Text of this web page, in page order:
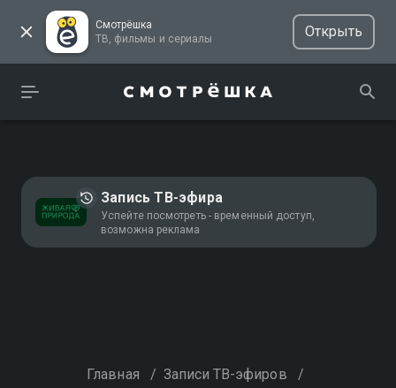
Смотрёшка
ТВ, фильмы и сериалы
Открыть
Запись ТВ-эфира
Успейте посмотреть - временный доступ,
возможна реклама
Главная / Записи ТВ-эфиров /